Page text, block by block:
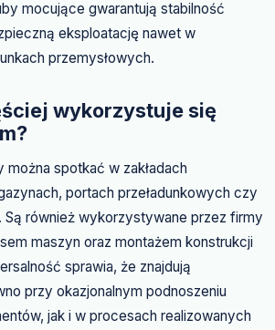
mocujące gwarantują stabilność
eksploatację nawet w
przemysłowych.
wykorzystuje się
spotkać w zakładach
portach przeładunkowych czy
Są również wykorzystywane przez firmy
maszyn oraz montażem konstrukcji
sprawia, że znajdują
przy okazjonalnym podnoszeniu
jak i w procesach realizowanych